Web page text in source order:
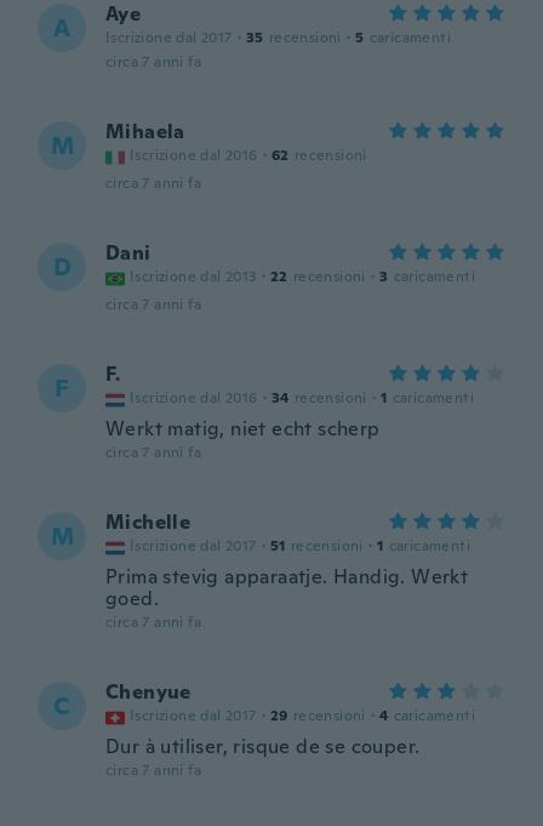
A Aye
Iscrizione dal 2017 · 35 recensioni · 5 caricamenti
circa 7 anni fa
M Mihaela
Iscrizione dal 2016 · 62 recensioni
circa 7 anni fa
D Dani
Iscrizione dal 2013 · 22 recensioni · 3 caricamenti
circa 7 anni fa
F F.
Iscrizione dal 2016 · 34 recensioni · 1 caricamenti
Werkt matig, niet echt scherp
circa 7 anni fa
M Michelle
Iscrizione dal 2017 · 51 recensioni · 1 caricamenti
Prima stevig apparaatje. Handig. Werkt
goed.
circa 7 anni fa
C Chenyue
Iscrizione dal 2017 · 29 recensioni · 4 caricamenti
Dur à utiliser, risque de se couper.
circa 7 anni fa